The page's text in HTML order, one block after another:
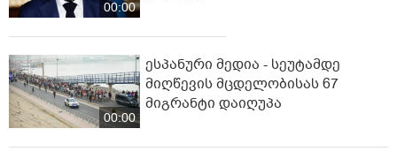
00:00
00:00
ესპანური მედია - სეუტამდე
მიღწევის მცდელობისას 67
მიგრანტი დაიღუპა